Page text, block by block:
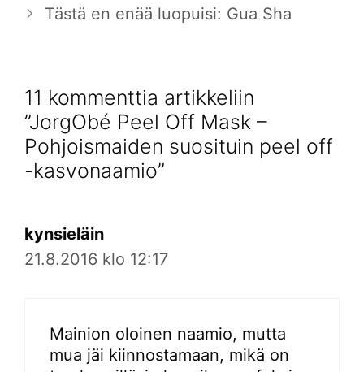
Tästä en enää luopuisi: Gua Sha
11 kommenttia artikkeliin
”JorgObé Peel Off Mask –
Pohjoismaiden suosituin peel off
-kasvonaamio”
kynsieläin
21.8.2016 klo 12:17
Mainion oloinen naamio, mutta
mua jäi kiinnostamaan, mikä on